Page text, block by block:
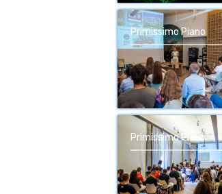
Primissimo Piano
Primissimo Piano